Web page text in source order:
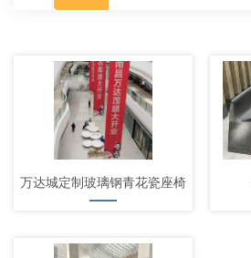
万达城定制玻璃钢青花瓷座椅